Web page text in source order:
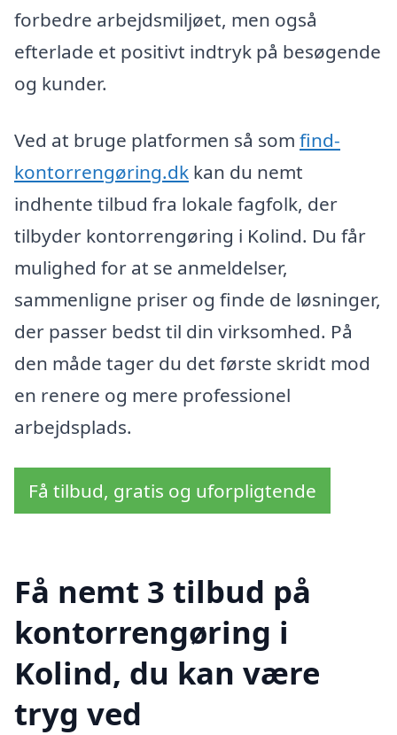
forbedre arbejdsmiljøet, men også
efterlade et positivt indtryk på besøgende
og kunder.
Ved at bruge platformen så som find-
kontorrengøring.dk kan du nemt
indhente tilbud fra lokale fagfolk, der
tilbyder kontorrengøring i Kolind. Du får
mulighed for at se anmeldelser,
sammenligne priser og finde de løsninger,
der passer bedst til din virksomhed. På
den måde tager du det første skridt mod
en renere og mere professionel
arbejdsplads.
Få tilbud, gratis og uforpligtende
Få nemt 3 tilbud på
kontorrengøring i
Kolind, du kan være
tryg ved